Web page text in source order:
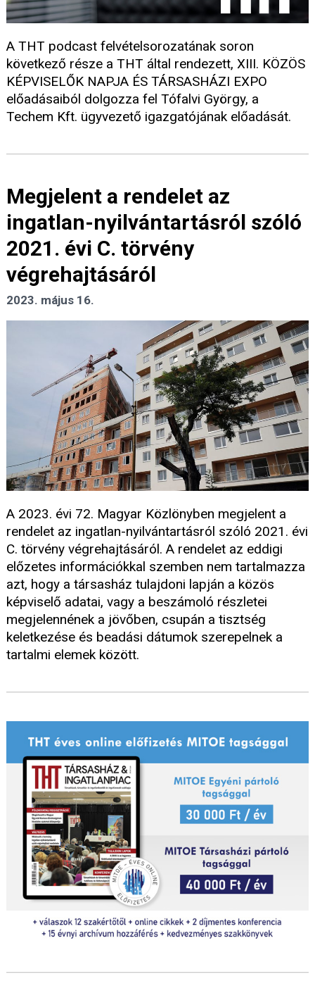
A THT podcast felvételsorozatának soron
következő része a THT által rendezett, XIII. KÖZÖS
KÉPVISELŐK NAPJA ÉS TÁRSASHÁZI EXPO
előadásaiból dolgozza fel Tófalvi György, a
Techem Kft. ügyvezető igazgatójának előadását.
Megjelent a rendelet az
ingatlan-nyilvántartásról szóló
2021. évi C. törvény
végrehajtásáról
2023. május 16.
A 2023. évi 72. Magyar Közlönyben megjelent a
rendelet az ingatlan-nyilvántartásról szóló 2021. évi
C. törvény végrehajtásáról. A rendelet az eddigi
előzetes információkkal szemben nem tartalmazza
azt, hogy a társasház tulajdoni lapján a közös
képviselő adatai, vagy a beszámoló részletei
megjelennének a jövőben, csupán a tisztség
keletkezése és beadási dátumok szerepelnek a
tartalmi elemek között.